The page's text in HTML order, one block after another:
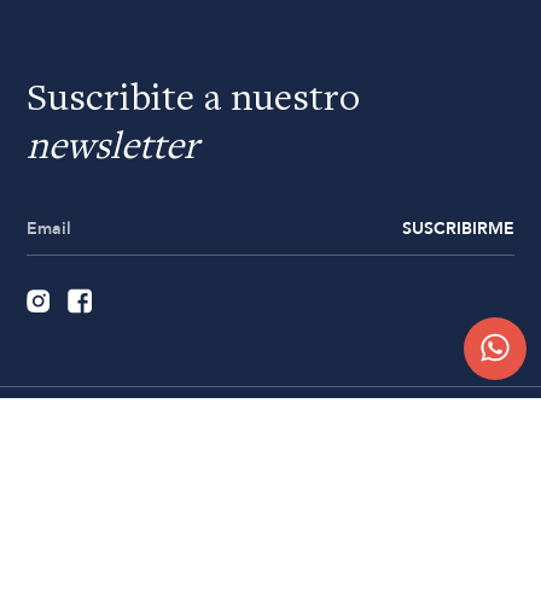
Suscribite a nuestro
newsletter
SUSCRIBIRME